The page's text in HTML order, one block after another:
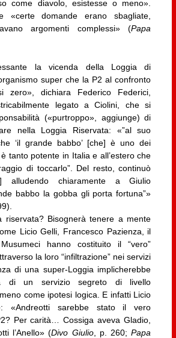
come diavolo, esistesse o meno».
«certe domande erano sbagliate,
argomenti complessi» (Papa
la vicenda della Loggia di
super che la P2 al confronto
zero», dichiara Federico Federici,
legato a Ciolini, che si
(«purtroppo», aggiunge) di
nella Loggia Riservata: «”al suo
‘il grande babbo’ [che] è uno dei
tanto potente in Italia e all’estero che
di toccarlo”. Del resto, continuò
alludendo chiaramente a Giulio
babbo la gobba gli porta fortuna”»
riservata? Bisognerà tenere a mente
Licio Gelli, Francesco Pazienza, il
hanno costituito il “vero”
la loro “infiltrazione” nei servizi
di una super-Loggia implicherebbe
di un servizio segreto di livello
come ipotesi logica. E infatti Licio
«Andreotti sarebbe stato il vero
Per carità… Cossiga aveva Gladio,
l’Anello» (Divo Giulio, p. 260;Papa